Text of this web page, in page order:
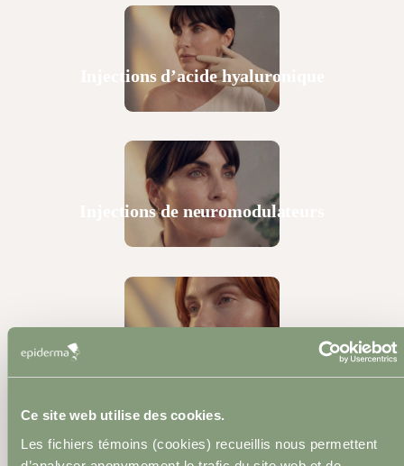
Ce site web utilise des cookies.
Les fichiers témoins (cookies) recueillis nous permettent
Injections d’acide hyaluronique
Injections de neuromodulateurs